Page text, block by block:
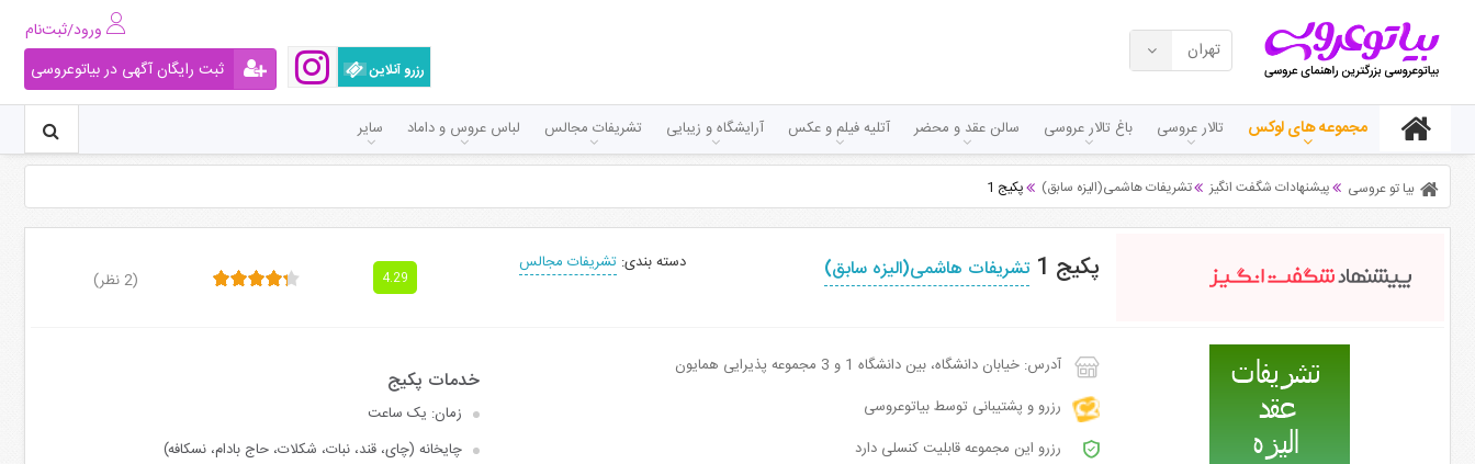
تهران
رزرو آنلاین
ثبت رایگان آگهی در بیاتوعروسی
مجموعه های لوکس تالار عروسی باغ تالار عروسی سالن عقد و محضر آتلیه فیلم و عکس آرایشگاه و زیبایی تشریفات مجالس لباس عروس و داماد سایر
بیا تو عروسی پیشنهادات شگفت انگیز تشریفات هاشمی(الیزه سابق) پکیج 1
پکیج 1 تشریفات هاشمی(الیزه سابق) دسته بندی: تشریفات مجالس
4.29 (2 نظر)
آدرس: خیابان دانشگاه، بین دانشگاه 1 و 3 مجموعه پذیرایی همایون
رزرو و پشتیبانی توسط بیاتوعروسی
رزرو این مجموعه قابلیت کنسلی دارد
زمان: یک ساعت
چایخانه (چای، قند، نبات، شکلات، حاج بادام، نسکافه)